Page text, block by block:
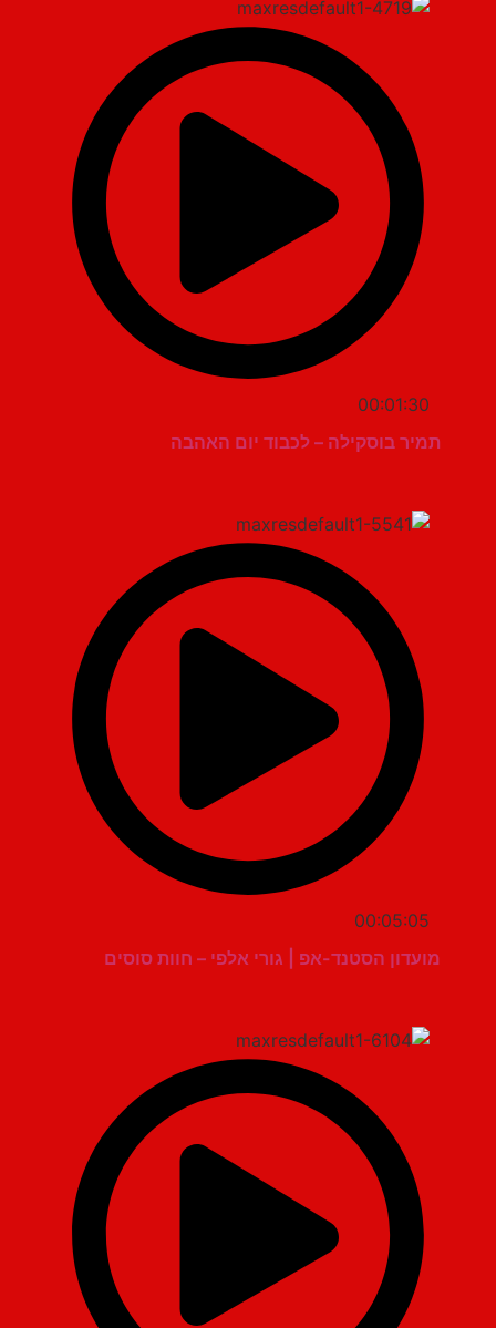
00:01:30
תמיר בוסקילה – לכבוד יום האהבה
00:05:05
מועדון הסטנד-אפ | גורי אלפי – חוות סוסים